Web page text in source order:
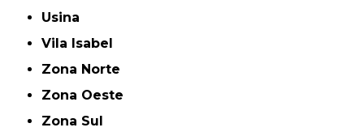
Usina
Vila Isabel
Zona Norte
Zona Oeste
Zona Sul